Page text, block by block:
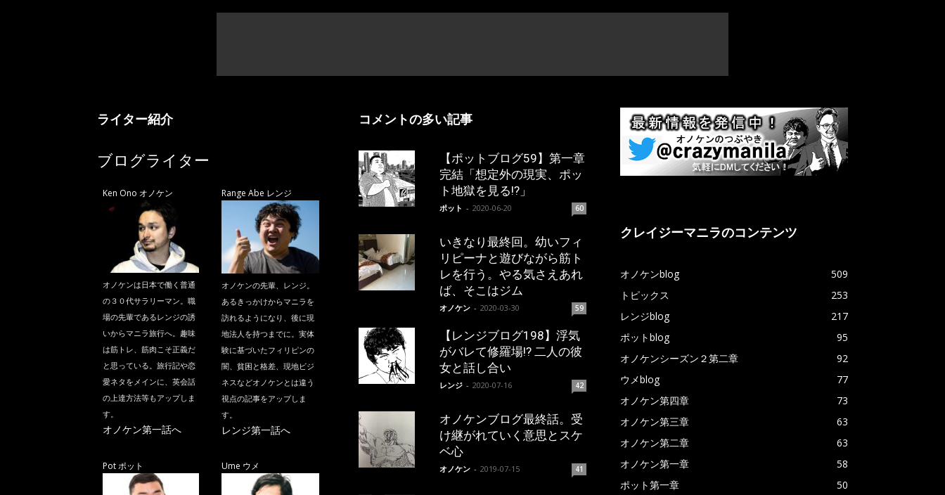
ライター紹介
ブログライター
Ken Ono オノケン
オノケンは日本で働く普通
の３０代サラリーマン。職
場の先輩であるレンジの誘
いからマニラ旅行へ。趣味
は筋トレ、筋肉こそ正義だ
と思っている。旅行記や恋
愛ネタをメインに、英会話
の上達方法等もアップしま
す。
オノケン第一話へ
Range Abe レンジ
オノケンの先輩、レンジ。
あるきっかけからマニラを
訪れるようになり、後に現
地法人を持つまでに。実体
験に基づいたフィリピンの
闇、貧困と格差、現地ビジ
ネスなどオノケンとは違う
視点の記事をアップしま
す。
レンジ第一話へ
Pot ポット Ume ウメ
コメントの多い記事
【ポットブログ59】第一章
完結「想定外の現実、ポッ
ト地獄を見る!?」
ポット - 2020-06-20 60
いきなり最終回。幼いフィ
リピーナと遊びながら筋ト
レを行う。やる気さえあれ
ば、そこはジム
オノケン - 2020-03-30 59
【レンジブログ198】浮気
がバレて修羅場!? 二人の彼
女と話し合い
レンジ - 2020-07-16 42
オノケンブログ最終話。受
け継がれていく意思とスケ
ベ心
オノケン - 2019-07-15 41
クレイジーマニラのコンテンツ
オノケンblog
509
トピックス
253
レンジblog
217
ポットblog
95
オノケンシーズン２第二章
92
ウメblog
77
オノケン第四章
73
オノケン第三章
63
オノケン第二章
63
オノケン第一章
58
ポット第一章
50